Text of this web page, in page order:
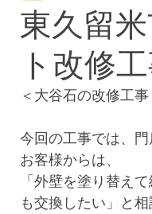
東久留
ト改修
＜大谷石の改修工
今回の工事では、
お客様からは、
「外壁を塗り替え
も交換したい」と